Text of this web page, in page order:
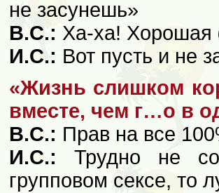
не засунешь»
В.С.: Ха-ха! Хорошая
И.С.: Вот пусть и не
«Жизнь слишком
вместе, чем г…о в
В.С.: Прав на все
И.С.: Трудно не
групповом сексе, то